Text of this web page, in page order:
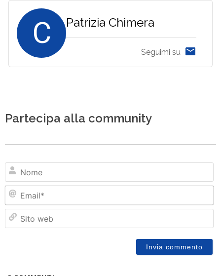
C Patrizia Chimera
Seguimi su
Partecipa alla community